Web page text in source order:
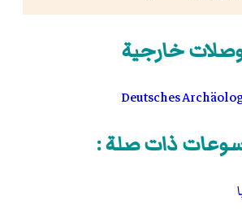
خارجية
Deutsches
ذات صلة :